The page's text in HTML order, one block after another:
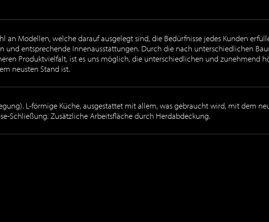
an Modellen, welche darauf ausgelegt sind, die Bedürfnisse jedes Kunden
und entsprechende Innenausstattungen. Durch die nach unterschiedlichen
Produktvielfalt, ist es uns möglich, die unterschiedlichen und zunehmend
neusten Stand ist.
L-förmige Küche, ausgestattet mit allem, was gebraucht wird, mit dem
Schließung. Zusätzliche Arbeitsfläche durch Herdabdeckung.